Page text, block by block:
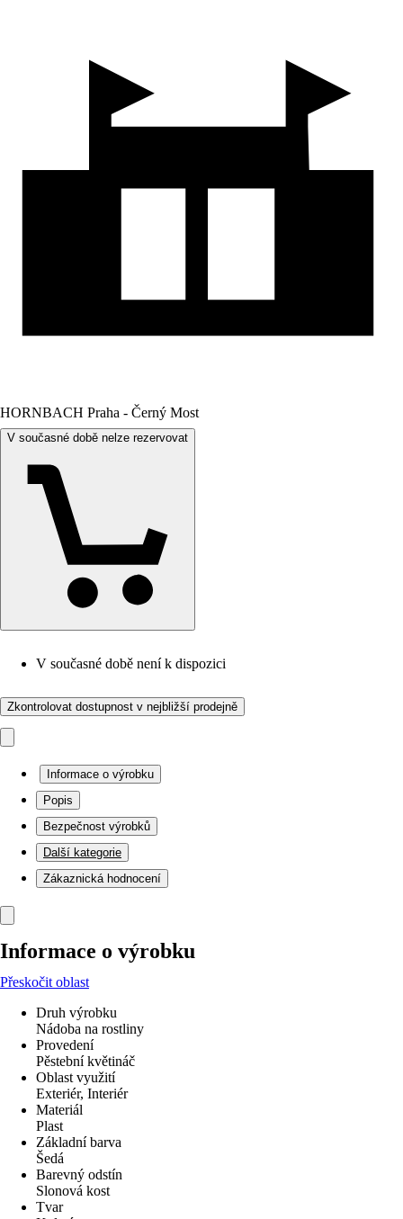
HORNBACH Praha - Černý Most
V současné době nelze rezervovat
V současné době není k dispozici
Zkontrolovat dostupnost v nejbližší prodejně
Informace o výrobku
Popis
Bezpečnost výrobků
Další kategorie
Zákaznická hodnocení
Informace o výrobku
Přeskočit oblast
Druh výrobku
Nádoba na rostliny
Provedení
Pěstební květináč
Oblast využití
Exteriér, Interiér
Materiál
Plast
Základní barva
Šedá
Barevný odstín
Slonová kost
Tvar